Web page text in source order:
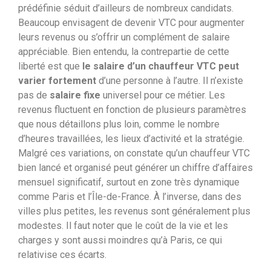
prédéfinie séduit d’ailleurs de nombreux candidats.
Beaucoup envisagent de devenir VTC pour augmenter
leurs revenus ou s’offrir un complément de salaire
appréciable. Bien entendu, la contrepartie de cette
liberté est que le salaire d’un chauffeur VTC peut
varier fortement d’une personne à l’autre. Il n’existe
pas de salaire fixe universel pour ce métier. Les
revenus fluctuent en fonction de plusieurs paramètres
que nous détaillons plus loin, comme le nombre
d’heures travaillées, les lieux d’activité et la stratégie.
Malgré ces variations, on constate qu’un chauffeur VTC
bien lancé et organisé peut générer un chiffre d’affaires
mensuel significatif, surtout en zone très dynamique
comme Paris et l’Île-de-France. À l’inverse, dans des
villes plus petites, les revenus sont généralement plus
modestes. Il faut noter que le coût de la vie et les
charges y sont aussi moindres qu’à Paris, ce qui
relativise ces écarts.